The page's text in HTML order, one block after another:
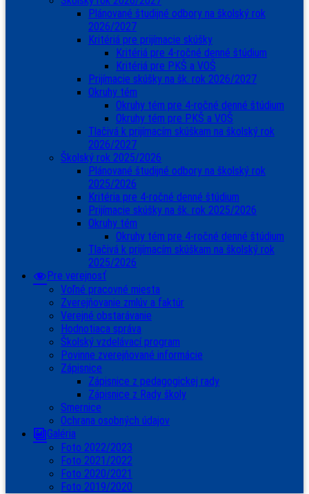
Plánované študijné odbory na školský rok
2026/2027
Kritériá pre prijímacie skúšky
Kritériá pre 4-ročné denné štúdium
Kritériá pre PKŠ a VOŠ
Prijímacie skúšky na šk. rok 2026/2027
Okruhy tém
Okruhy tém pre 4-ročné denné štúdium
Okruhy tém pre PKŠ a VOŠ
Tlačivá k prijímacím skúškam na školský rok
2026/2027
Školský rok 2025/2026
Plánované študijné odbory na školský rok
2025/2026
Kritéria pre 4-ročné denné štúdium
Prijímacie skúšky na šk. rok 2025/2026
Okruhy tém
Okruhy tém pre 4-ročné denné štúdium
Tlačivá k prijímacím skúškam na školský rok
2025/2026
Pre verejnosť
Voľné pracovné miesta
Zverejňovanie zmlúv a faktúr
Verejné obstarávanie
Hodnotiaca správa
Školský vzdelávací program
Povinne zverejňované informácie
Zápisnice
Zápisnice z pedagogickej rady
Zápisnice z Rady školy
Smernice
Ochrana osobných údajov
Galéria
Foto 2022/2023
Foto 2021/2022
Foto 2020/2021
Foto 2019/2020